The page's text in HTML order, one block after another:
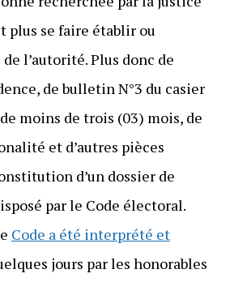
plus se faire établir ou
l’autorité. Plus donc de
de bulletin N°3 du casier
moins de trois (03) mois, de
et d’autres pièces
d’un dossier de
par le Code électoral.
Code a été interprété et
jours par les honorables